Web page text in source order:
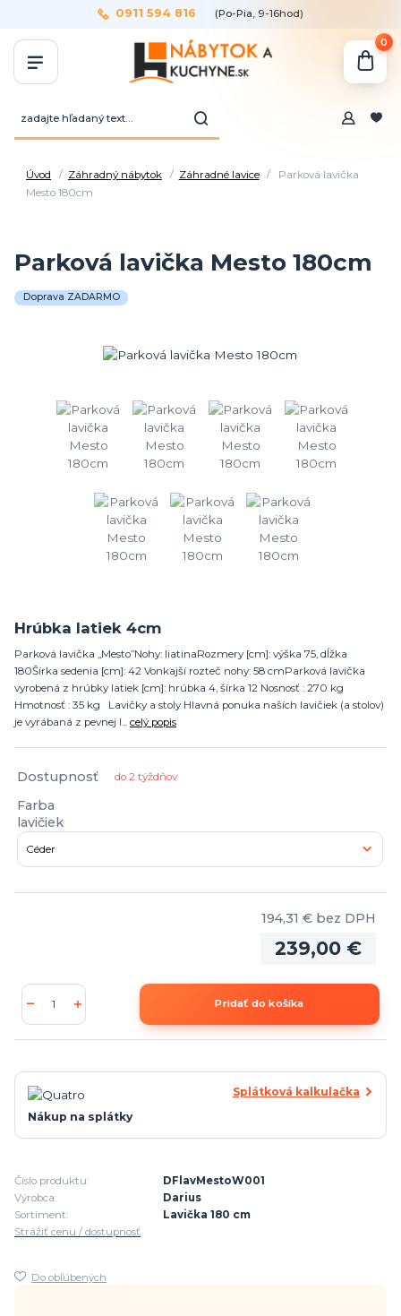
0911 594 816 (Po-Pia, 9-16hod)
0
Úvod Záhradný nábytok Záhradné lavice
Parková lavička
Mesto 180cm
Parková lavička Mesto 180cm
Doprava ZADARMO
Hrúbka latiek 4cm
Parková lavička „Mesto”Nohy: liatinaRozmery [cm]: výška 75, dĺžka
180Šírka sedenia [cm]: 42 Vonkajší rozteč nohy: 58 cmParková lavička
vyrobená z hrúbky latiek [cm]: hrúbka 4, šírka 12 Nosnosť : 270 kg
Hmotnosť : 35 kg Lavičky a stoly Hlavná ponuka naších lavičiek (a stolov)
je vyrábaná z pevnej l... celý popis
Dostupnosť do 2 týždňov
Farba
lavičiek
239,00 €
194,31 € bez DPH
Pridať do košíka
Splátková kalkulačka
Nákup na splátky
Číslo produktu:
DFlavMestoW001
Výrobca:
Darius
Sortiment:
Lavička 180 cm
Strážiť cenu / dostupnosť
Do obľúbených